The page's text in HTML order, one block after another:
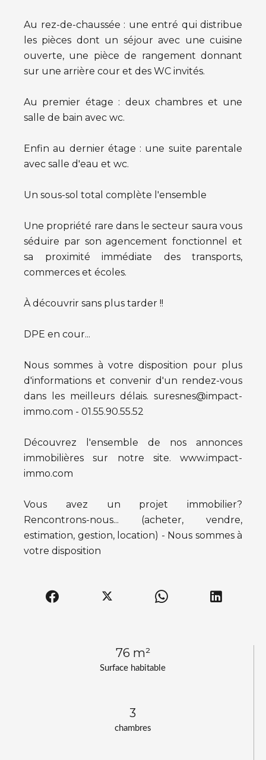
Surface habitable
76 m²
chambres
3
Au rez-de-chaussée : une entré qui distribue
les pièces dont un séjour avec une cuisine
ouverte, une pièce de rangement donnant
sur une arrière cour et des WC invités.
Au premier étage : deux chambres et une
salle de bain avec wc.
Enfin au dernier étage : une suite parentale
avec salle d'eau et wc.
Un sous-sol total complète l'ensemble
Une propriété rare dans le secteur saura vous
séduire par son agencement fonctionnel et
sa proximité immédiate des transports,
commerces et écoles.
À découvrir sans plus tarder !!
DPE en cour...
Nous sommes à votre disposition pour plus
d'informations et convenir d'un rendez-vous
dans les meilleurs délais. suresnes@impact-
immo.com - 01.55.90.55.52
Découvrez l'ensemble de nos annonces
immobilières sur notre site. www.impact-
immo.com
Vous avez un projet immobilier?
Rencontrons-nous... (acheter, vendre,
estimation, gestion, location) - Nous sommes à
votre disposition